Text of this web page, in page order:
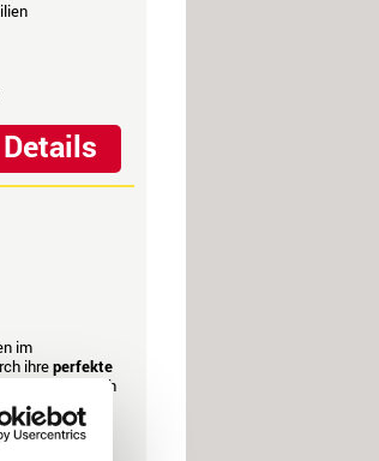
Details
im
ihreperfekte
und durch